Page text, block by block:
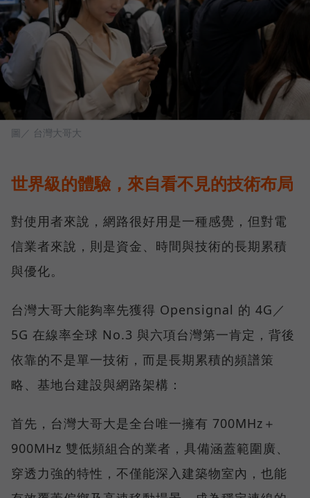
圖／ 台灣大哥大
世界級的體驗，來自看不見的技術布局
對使用者來說，網路很好用是一種感覺，但對電
信業者來說，則是資金、時間與技術的長期累積
與優化。
台灣大哥大能夠率先獲得 Opensignal 的 4G／
5G 在線率全球 No.3 與六項台灣第一肯定，背後
依靠的不是單一技術，而是長期累積的頻譜策
略、基地台建設與網路架構：
首先，台灣大哥大是全台唯一擁有 700MHz＋
900MHz 雙低頻組合的業者，具備涵蓋範圍廣、
穿透力強的特性，不僅能深入建築物室內，也能